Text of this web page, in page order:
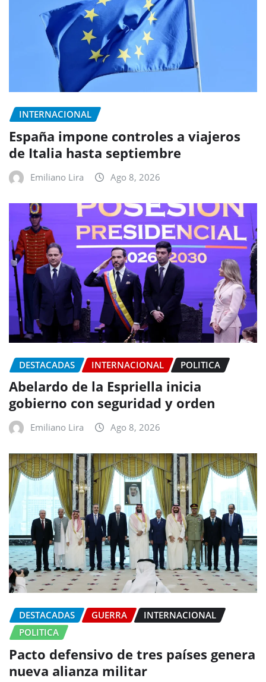
INTERNACIONAL
España impone controles a viajeros
de Italia hasta septiembre
Emiliano Lira Ago 8, 2026
DESTACADAS INTERNACIONAL POLITICA
Abelardo de la Espriella inicia
gobierno con seguridad y orden
Emiliano Lira Ago 8, 2026
DESTACADAS GUERRA
INTERNACIONAL
POLITICA
Pacto defensivo de tres países genera
nueva alianza militar